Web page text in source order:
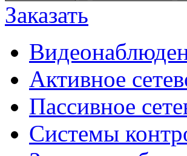
Заказать
Активное
Пассивное
Системы